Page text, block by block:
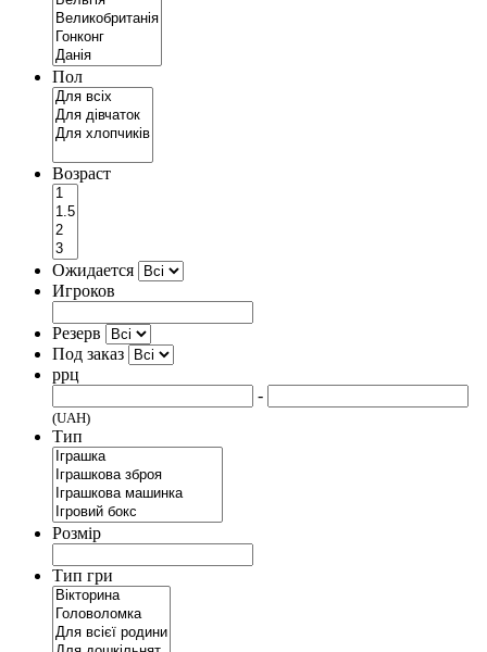
Пол
Возраст
Ожидается
Игроков
Резерв
Под заказ
ррц
-
(UAH)
Тип
Розмір
Тип гри